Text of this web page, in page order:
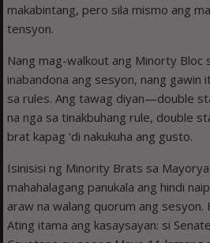
makabintang, pero sila mismo ang
tensyon.
Nang mag-walkout ang Minorty Bloc
inabandona ang sesyon, nang
sa rules. Ang tawag diyan—double
na nga sa tinakbuhang rule, double
brat kapag ‘di nakukuha ang gusto.
Isinisisi ng Minority Brats sa
mahahalagang panukala ang hindi
araw na walang quorum ang sesyon.
Ating itama ang kasaysayan: si